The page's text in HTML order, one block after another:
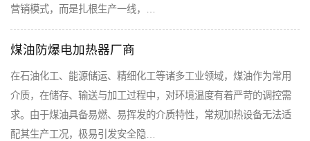
营销模式，而是扎根生产一线，…
煤油防爆电加热器厂商
在石油化工、能源储运、精细化工等诸多工业领域，煤油作为常用
介质，在储存、输送与加工过程中，对环境温度有着严苛的调控需
求。由于煤油具备易燃、易挥发的介质特性，常规加热设备无法适
配其生产工况，极易引发安全隐…